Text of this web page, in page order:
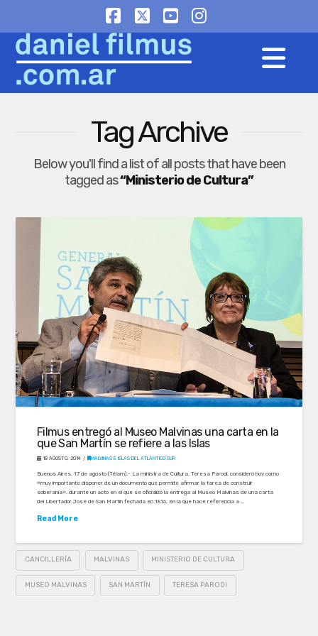
Facebook
X YouTube
Instagram
Tag Archive
Below you'll find a list of all posts that have been
tagged as“Ministerio de Cultura”
Filmus entregó al Museo Malvinas una carta en la
que San Martín se refiere a las Islas
18 AGOSTO, 2014 MALVINAS E ISLAS DEL ATLÁNTICO SUR
Buenos Aires, 17 de agosto (Télam).- La ministra de Cultura, Teresa Parodi, consideró hoy como
«muy importante disponer de un documento que permite afirmar la tarea de construir
soberanía», durante un acto en el que se oficializó la entrega al Museo Malvinas de una carta
del Libertador José de San Martín fechada en 1816, en la que hace referencia a …
Read More
CANCILLERÍA MALVINAS MINISTERIO DE CULTURA
MUSEO MALVINAS SAN MARTÍN TERESA PARODI